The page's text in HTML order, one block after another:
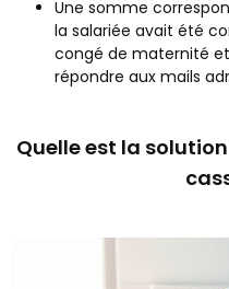
Une somme
la salariée avait été
congé de maternité
répondre aux mails
Quelle est la